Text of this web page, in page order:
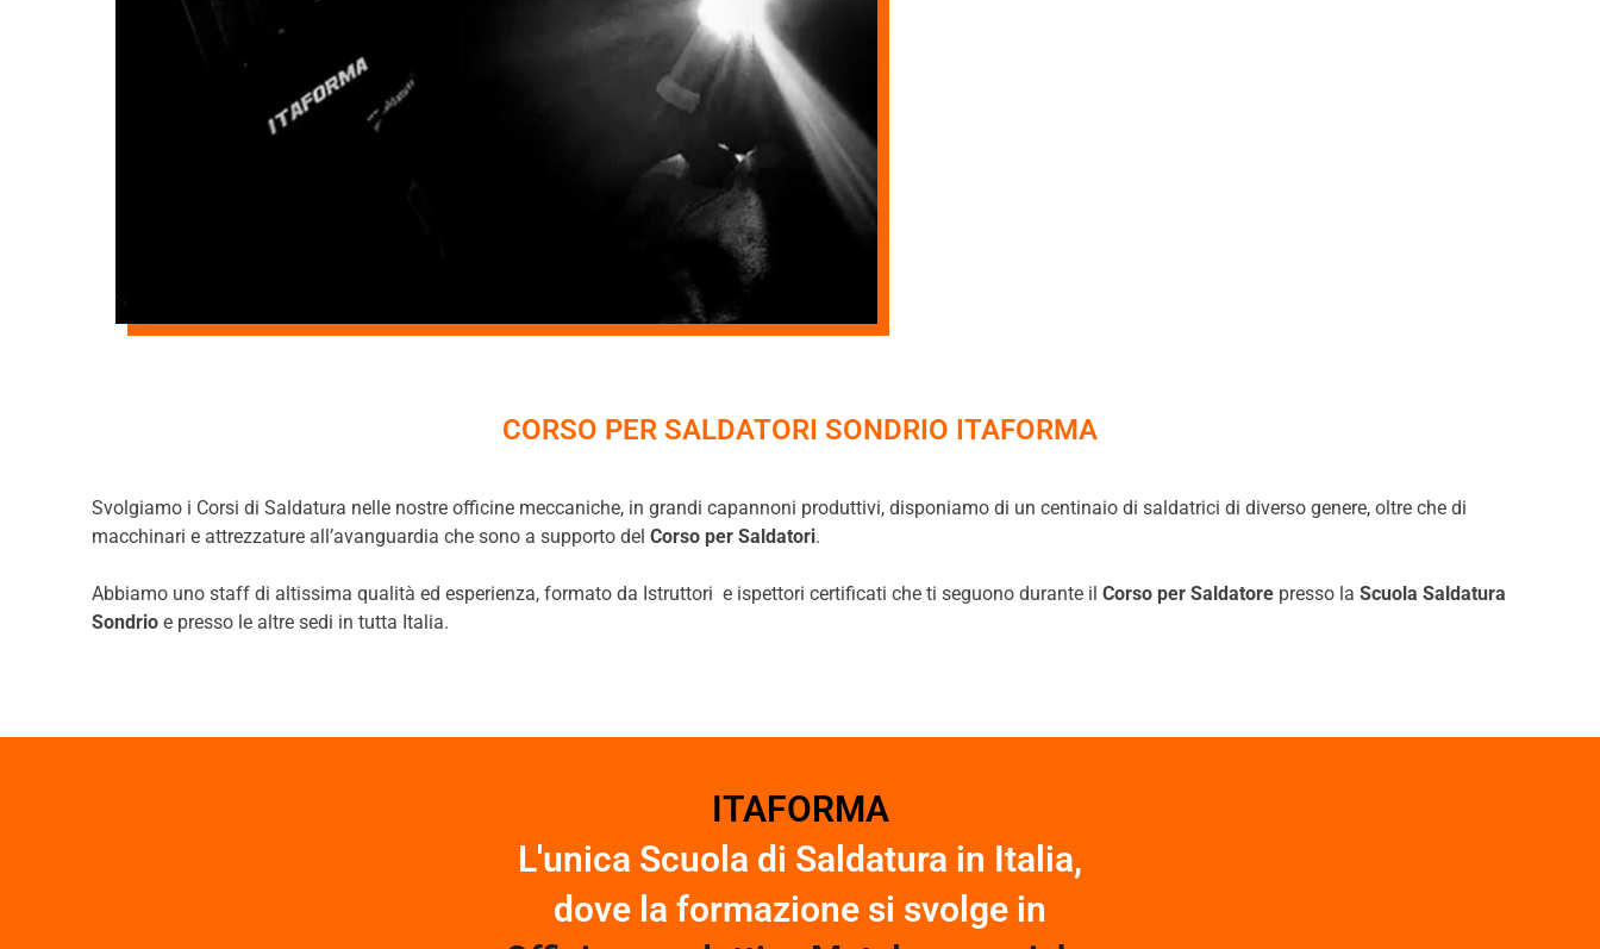
CORSO PER SALDATORI SONDRIO ITAFORMA
Svolgiamo i Corsi di Saldatura nelle nostre officine meccaniche, in grandi capannoni produttivi, disponiamo di un centinaio di saldatrici di diverso genere, oltre che di
macchinari e attrezzature all’avanguardia che sono a supporto delCorso per Saldatori.
Abbiamo uno staff di altissima qualità ed esperienza, formato da Istruttori e ispettori certificati che ti seguono durante ilCorso per Saldatore presso laScuola Saldatura
Sondrioe presso le altre sedi in tutta Italia.
ITAFORMA
L'unica Scuola di Saldatura in Italia,
dove la formazione si svolge in